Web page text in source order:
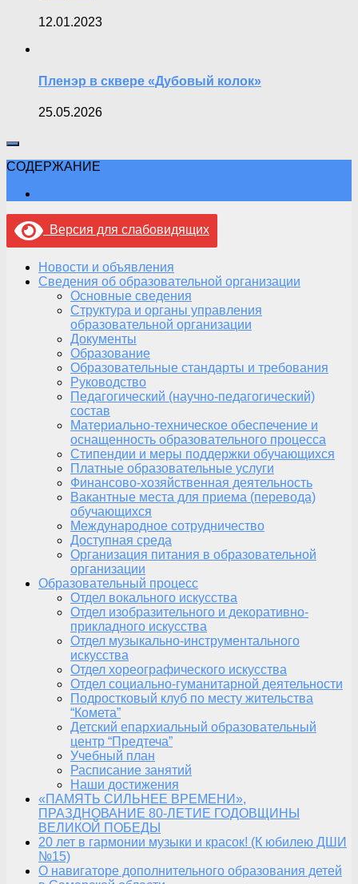
12.01.2023
Пленэр в сквере «Дубовый колок»
25.05.2026
СОДЕРЖАНИЕ
Версия для слабовидящих
Новости и объявления
Сведения об образовательной организации
Основные сведения
Структура и органы управления
образовательной организации
Документы
Образование
Образовательные стандарты и требования
Руководство
Педагогический (научно-педагогический)
состав
Материально-техническое обеспечение и
оснащенность образовательного процесса
Стипендии и меры поддержки обучающихся
Платные образовательные услуги
Финансово-хозяйственная деятельность
Вакантные места для приема (перевода)
обучающихся
Международное сотрудничество
Доступная среда
Организация питания в образовательной
организации
Образовательный процесс
Отдел вокального искусства
Отдел изобразительного и декоративно-
прикладного искусства
Отдел музыкально-инструментального
искусства
Отдел хореографического искусства
Отдел социально-гуманитарной деятельности
Подростковый клуб по месту жительства
“Комета”
Детский епархиальный образовательный
центр “Предтеча”
Учебный план
Расписание занятий
Наши достижения
«ПАМЯТЬ СИЛЬНЕЕ ВРЕМЕНИ»,
ПРАЗДНОВАНИЕ 80-ЛЕТИЕ ГОДОВЩИНЫ
ВЕЛИКОЙ ПОБЕДЫ
20 лет в гармонии музыки и красок! (К юбилею ДШИ
№15)
О навигаторе дополнительного образования детей